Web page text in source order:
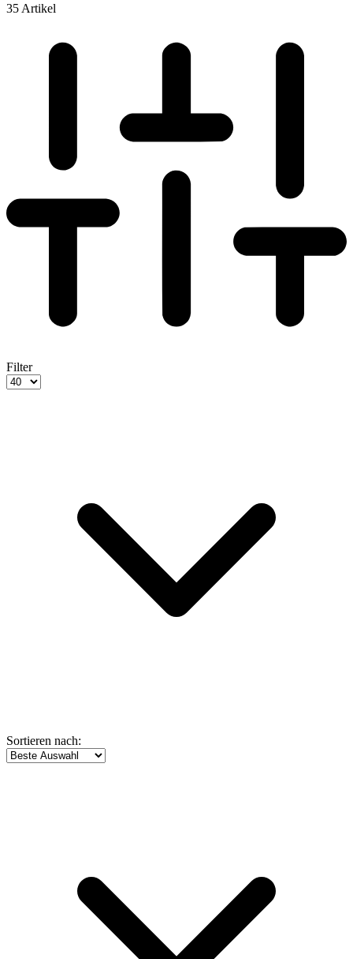
35 Artikel
Filter
Sortieren nach: